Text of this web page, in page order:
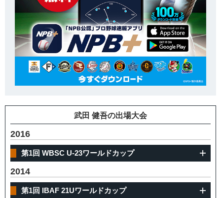
武田 健吾の出場大会
2016
第1回 WBSC U-23ワールドカップ
2014
第1回 IBAF 21Uワールドカップ